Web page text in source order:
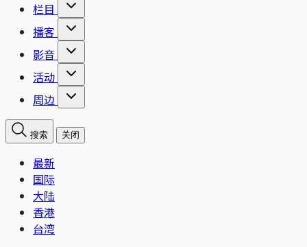
栏目
播客
影音
活动
周边
搜索 关闭
最新
国际
大陆
香港
台湾